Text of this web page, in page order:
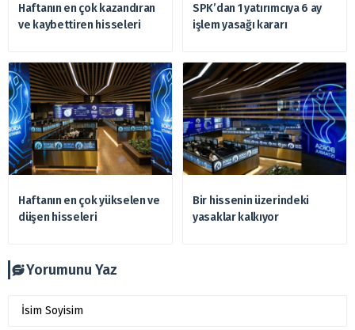
Haftanın en çok kazandıran
ve kaybettiren hisseleri
SPK’dan 1 yatırımcıya 6 ay
işlem yasağı kararı
Haftanın en çok yükselen ve
düşen hisseleri
Bir hissenin üzerindeki
yasaklar kalkıyor
Yorumunu Yaz